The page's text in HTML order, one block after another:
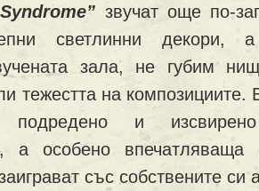
звучат още по-
светлинни декори,
зала, не губим
тежестта на композициите.
и
а особено впечатляваща
със собствените си